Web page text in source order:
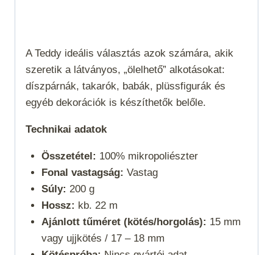
A Teddy ideális választás azok számára, akik
szeretik a látványos, „ölelhető” alkotásokat:
díszpárnák, takarók, babák, plüssfigurák és
egyéb dekorációk is készíthetők belőle.
Technikai adatok
Összetétel: 100% mikropoliészter
Fonal vastagság: Vastag
Súly: 200 g
Hossz: kb. 22 m
Ajánlott tűméret (kötés/horgolás): 15 mm
vagy ujjkötés / 17 – 18 mm